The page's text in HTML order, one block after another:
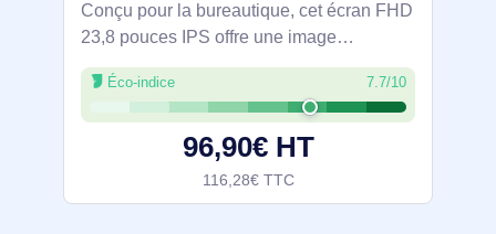
Conçu pour la bureautique, cet écran FHD
23,8 pouces IPS offre une image
homogène avec angles de vision 178°.
Défilement fluide à 100 Hz et temps de
réponse 5 ms. Confort visuel avec dalle
Éco-indice 7.7/10
96,90€ HT
116,28€ TTC